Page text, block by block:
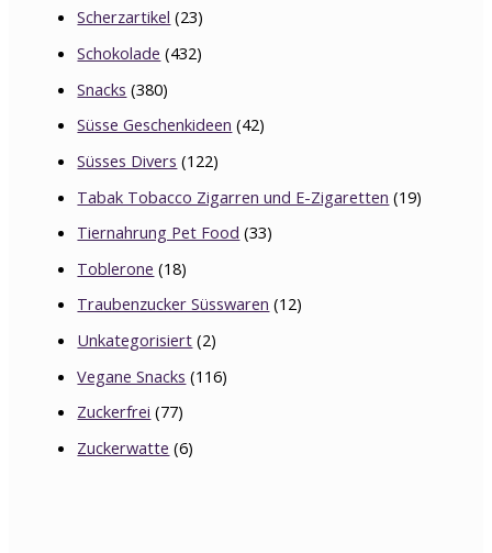
Scherzartikel (23)
Schokolade (432)
Snacks (380)
Süsse Geschenkideen (42)
Süsses Divers (122)
Tabak Tobacco Zigarren und E-Zigaretten (19)
Tiernahrung Pet Food (33)
Toblerone (18)
Traubenzucker Süsswaren (12)
Unkategorisiert (2)
Vegane Snacks (116)
Zuckerfrei (77)
Zuckerwatte (6)